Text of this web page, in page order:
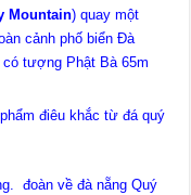
Mountain) quay một
cảnh phố biển Đà
tượng Phật Bà 65m
điêu khắc từ đá quý
đoàn về đà nẵng Quý